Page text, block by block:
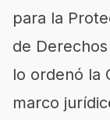
para la
de
lo ordenó la
marco